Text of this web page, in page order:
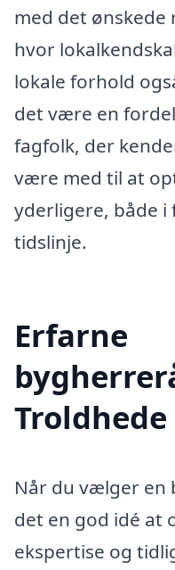
med det ønskede
hvor
lokale forhold
det være en
fagfolk, der
være med til at
yderligere, både
tidslinje.
Erfarne
Troldhede
Når du vælger en
det en god idé at
ekspertise og